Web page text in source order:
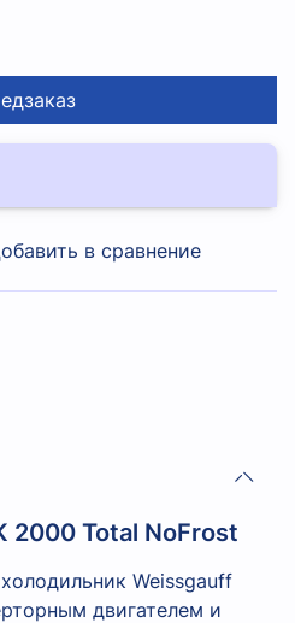
в сравнение
2000 Total NoFrost
Weissgauff
двигателем и